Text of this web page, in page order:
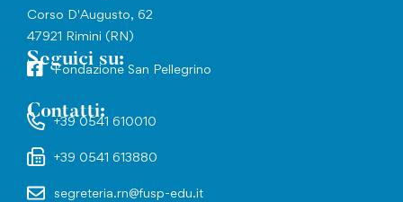
Corso D'Augusto, 62
47921 Rimini (RN)
Seguici su:
Fondazione San Pellegrino
Contatti:
+39 0541 610010
+39 0541 613880
segreteria.rn@fusp-edu.it